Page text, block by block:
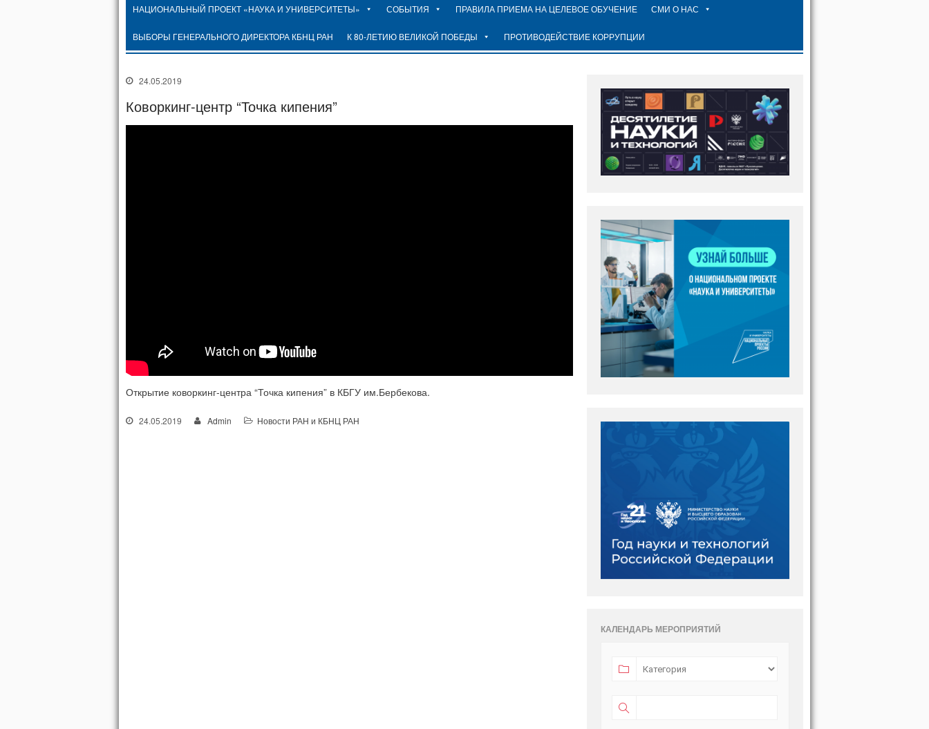
НАЦИОНАЛЬНЫЙ ПРОЕКТ «НАУКА И УНИВЕРСИТЕТЫ» СОБЫТИЯ ПРАВИЛА ПРИЕМА НА ЦЕЛЕВОЕ ОБУЧЕНИЕ СМИ О НАС
ВЫБОРЫ ГЕНЕРАЛЬНОГО ДИРЕКТОРА КБНЦ РАН К 80-ЛЕТИЮ ВЕЛИКОЙ ПОБЕДЫ ПРОТИВОДЕЙСТВИЕ КОРРУПЦИИ
24.05.2019
Коворкинг-центр “Точка кипения”
Открытие коворкинг-центра “Точка кипения” в КБГУ им.Бербекова.
24.05.2019 Admin Новости РАН и КБНЦ РАН
КАЛЕНДАРЬ МЕРОПРИЯТИЙ